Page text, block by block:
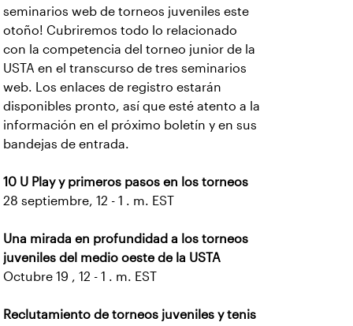
seminarios web de torneos juveniles este
otoño! Cubriremos todo lo relacionado
con la competencia del torneo junior de la
USTA en el transcurso de tres seminarios
web. Los enlaces de registro estarán
disponibles pronto, así que esté atento a la
información en el próximo boletín y en sus
bandejas de entrada.
10 U Play y primeros pasos en los torneos
28 septiembre, 12 - 1 . m. EST
Una mirada en profundidad a los torneos
juveniles del medio oeste de la USTA
Octubre 19 , 12 - 1 . m. EST
Reclutamiento de torneos juveniles y tenis